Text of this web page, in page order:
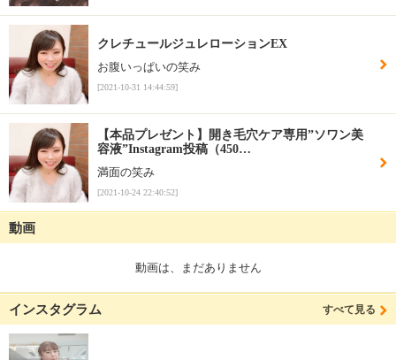
クレチュールジュレローションEX
お腹いっぱいの笑み
[2021-10-31 14:44:59]
【本品プレゼント】開き毛穴ケア専用”ソワン美
容液”Instagram投稿（450…
満面の笑み
[2021-10-24 22:40:52]
動画
動画は、まだありません
インスタグラム すべて見る